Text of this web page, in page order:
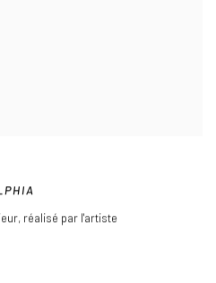
, réalisé par l'artiste